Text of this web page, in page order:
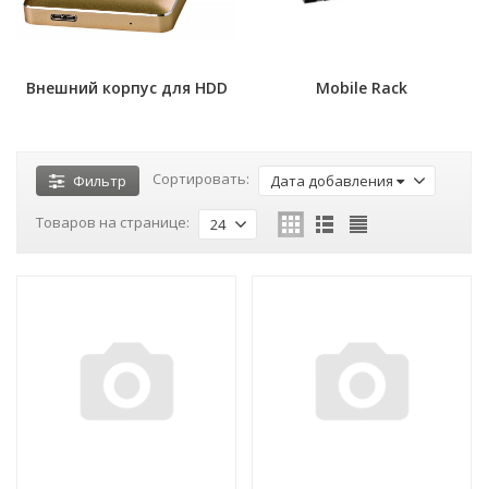
Внешний корпус для HDD Mobile Rack
Фильтр Сортировать: Дата добавления
Товаров на странице: 24